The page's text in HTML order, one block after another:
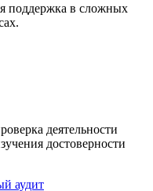
поддержка в сложных
деятельности
достоверности
аудит